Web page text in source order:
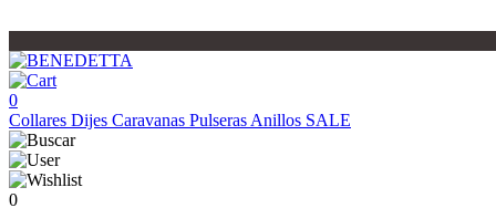
0
Collares Dijes Caravanas Pulseras Anillos SALE
0